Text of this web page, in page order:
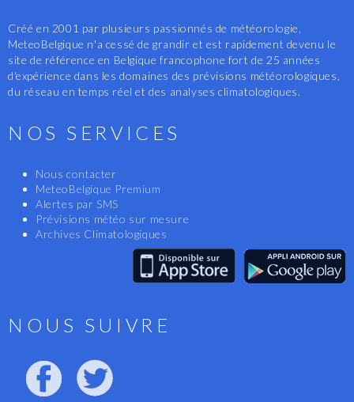
Créé en 2001 par plusieurs passionnés de météorologie,
MeteoBelgique n'a cessé de grandir et est rapidement devenu le
site de référence en Belgique francophone fort de 25 années
d'expérience dans les domaines des prévisions météorologiques,
du réseau en temps réel et des analyses climatologiques.
NOS SERVICES
Nous contacter
MeteoBelgique Premium
Alertes par SMS
Prévisions météo sur mesure
Archives Climatologiques
NOUS SUIVRE